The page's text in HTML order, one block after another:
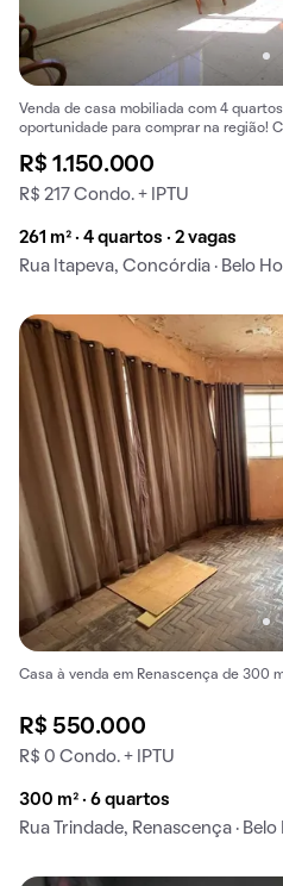
Venda de casa mobiliada com 4
oportunidade para comprar na região!
R$ 1.150.000
R$ 217 Condo. + IPTU
261 m² · 4 quartos · 2 vagas
Rua Itapeva, Concórdia · Belo
Casa à venda em Renascença de 300
R$ 550.000
R$ 0 Condo. + IPTU
300 m² · 6 quartos
Rua Trindade, Renascença ·